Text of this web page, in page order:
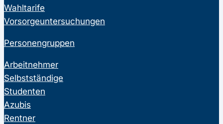
Wahltarife
Vorsorgeuntersuchungen
Personengruppen
Arbeitnehmer
Selbstständige
Studenten
Azubis
Rentner